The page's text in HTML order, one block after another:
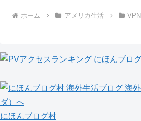
ホーム アメリカ生活 VPN
にほんブログ村